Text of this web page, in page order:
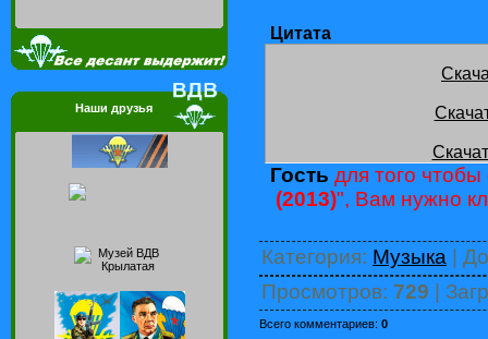
Наши друзья
Цитата
Гость для того чтобы
(2013)", Вам нужно
Категория: Музыка |
Просмотров: 729 |
Всего комментариев: 0